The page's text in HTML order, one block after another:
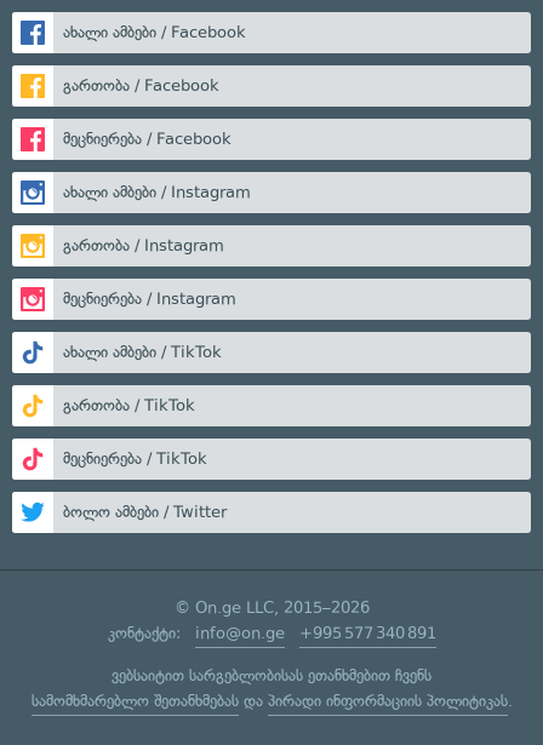
ახალი ამბები / Facebook
გართობა / Facebook
მეცნიერება / Facebook
ახალი ამბები / Instagram
გართობა / Instagram
მეცნიერება / Instagram
ახალი ამბები / TikTok
გართობა / TikTok
მეცნიერება / TikTok
ბოლო ამბები / Twitter
© On.ge LLC, 2015–2026
კონტაქტი: info@on.ge +995 577 340 891
ვებსაიტით სარგებლობისას ეთანხმებით ჩვენს
სამომხმარებლო შეთანხმებასდა პირადი ინფორმაციის პოლიტიკას.